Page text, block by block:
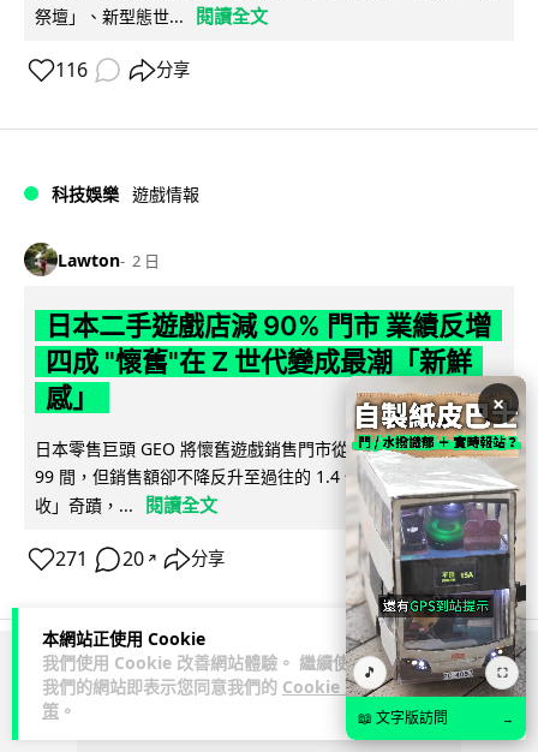
本網站正使用 Cookie
我們使用 Cookie 改善網站體驗。 繼續使用
我們的網站即表示您同意我們的 Cookie 政
策 。
祭壇」、新型態世...
閱讀全文
116 分享
科技娛樂 遊戲情報
Lawton 2 日
日本二手遊戲店減 90% 門市 業績反增
四成 "懷舊"在 Z 世代變成最潮「新鮮
感」
日本零售巨頭 GEO 將懷舊遊戲銷售門市從 1,000 間大幅減至
99 間，但銷售額卻不降反升至過往的 1.4 倍。做到「減店增
收」奇蹟，...
閱讀全文
271 20 ↗ 分享
ADVERTISEMENT
×
🎵 ⛶
📖 文字版訪問 →